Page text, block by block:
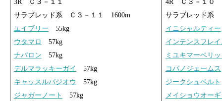
3R Ｃ３－１１
サラブレッド系 Ｃ３－１１ 1600m
エイブリー 55kg
ウタマロ
57kg
ナバロン 57kg
デルマラッキーガイ
57kg
キャッスルバジオウ
57kg
ジャガーノート
57kg
4R Ｃ３－１０
サラブレッド系
イニシャルティー
インテンスフレ
ミユキマーベリ
コパノジェームス
ジークシュベルト
メイショウオー